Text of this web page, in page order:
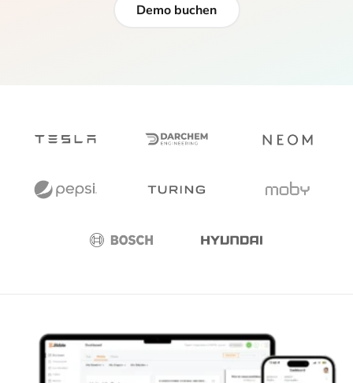
Demo buchen